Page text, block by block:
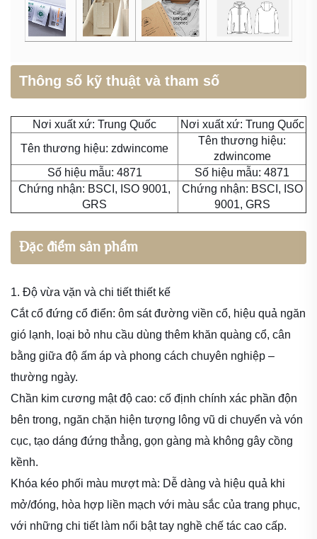
Thông số kỹ thuật và tham số
Nơi xuất xứ: Trung Quốc
Nơi xuất xứ: Trung Quốc
Tên thương hiệu: zdwincome
Tên thương hiệu:
zdwincome
Số hiệu mẫu: 4871
Số hiệu mẫu: 4871
Chứng nhận: BSCI, ISO 9001,
GRS
Chứng nhận: BSCI, ISO
9001, GRS
Đặc điểm sản phẩm
1. Độ vừa vặn và chi tiết thiết kế
Cắt cổ đứng cổ điển: ôm sát đường viền cổ, hiệu quả ngăn
gió lạnh, loại bỏ nhu cầu dùng thêm khăn quàng cổ, cân
bằng giữa độ ấm áp và phong cách chuyên nghiệp –
thường ngày.
Chần kim cương mật độ cao: cố định chính xác phần độn
bên trong, ngăn chặn hiện tượng lông vũ di chuyển và vón
cục, tạo dáng đứng thẳng, gọn gàng mà không gây cồng
kềnh.
Khóa kéo phối màu mượt mà: Dễ dàng và hiệu quả khi
mở/đóng, hòa hợp liền mạch với màu sắc của trang phục,
với những chi tiết làm nổi bật tay nghề chế tác cao cấp.